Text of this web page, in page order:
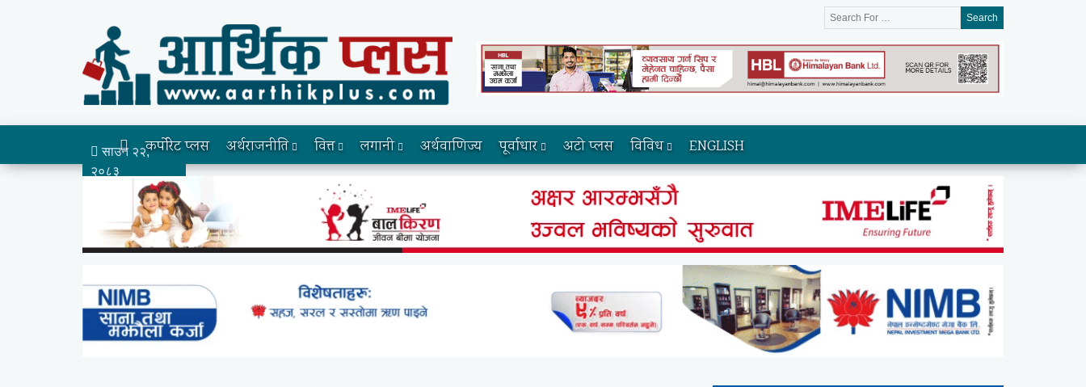
Search
साउन २२,
२०८३
कर्पोरेट प्लस अर्थराजनीति वित्त लगानी अर्थवाणिज्य पूर्वाधार अटो प्लस विविध ENGLISH